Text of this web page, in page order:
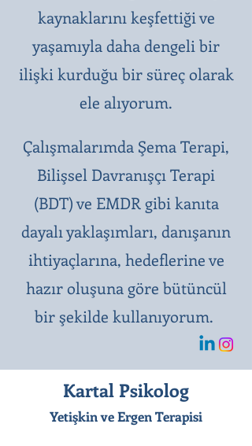
kaynaklarını keşfettiği ve
yaşamıyla daha dengeli bir
ilişki kurduğu bir süreç olarak
ele alıyorum.
Çalışmalarımda Şema Terapi,
Bilişsel Davranışçı Terapi
(BDT) ve EMDR gibi kanıta
dayalı yaklaşımları, danışanın
ihtiyaçlarına, hedeflerine ve
hazır oluşuna göre bütüncül
bir şekilde kullanıyorum.
Kartal Psikolog
Yetişkin ve Ergen Terapisi